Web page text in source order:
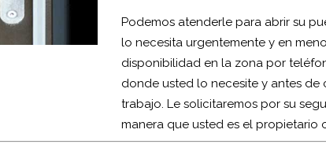
Podemos atenderle para abrir su
lo necesita urgentemente y en
disponibilidad en la zona por
donde usted lo necesite y antes
trabajo. Le solicitaremos por su
manera que usted es el propietario